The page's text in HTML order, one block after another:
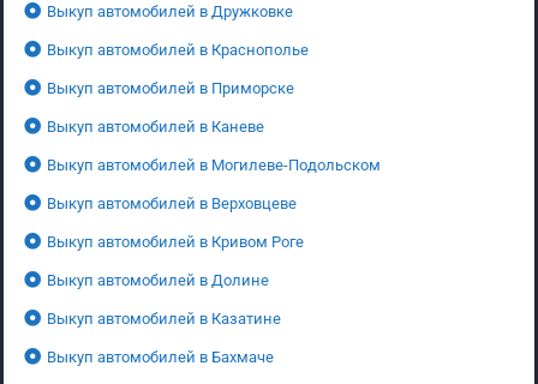
Выкуп автомобилей в Дружковке
Выкуп автомобилей в Краснополье
Выкуп автомобилей в Приморске
Выкуп автомобилей в Каневе
Выкуп автомобилей в Могилеве-Подольском
Выкуп автомобилей в Верховцеве
Выкуп автомобилей в Кривом Роге
Выкуп автомобилей в Долине
Выкуп автомобилей в Казатине
Выкуп автомобилей в Бахмаче